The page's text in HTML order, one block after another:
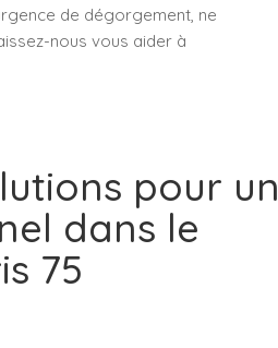
de dégorgement, ne
nous vous aider à
pour un
dans le
75